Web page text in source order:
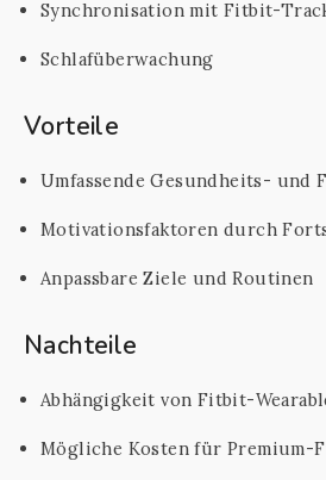
Synchronisation mit Fitbit-
Schlafüberwachung
Vorteile
Umfassende Gesundheits- und
Motivationsfaktoren durch
Anpassbare Ziele und Routinen
Nachteile
Abhängigkeit von Fitbit-
Mögliche Kosten für Premium-